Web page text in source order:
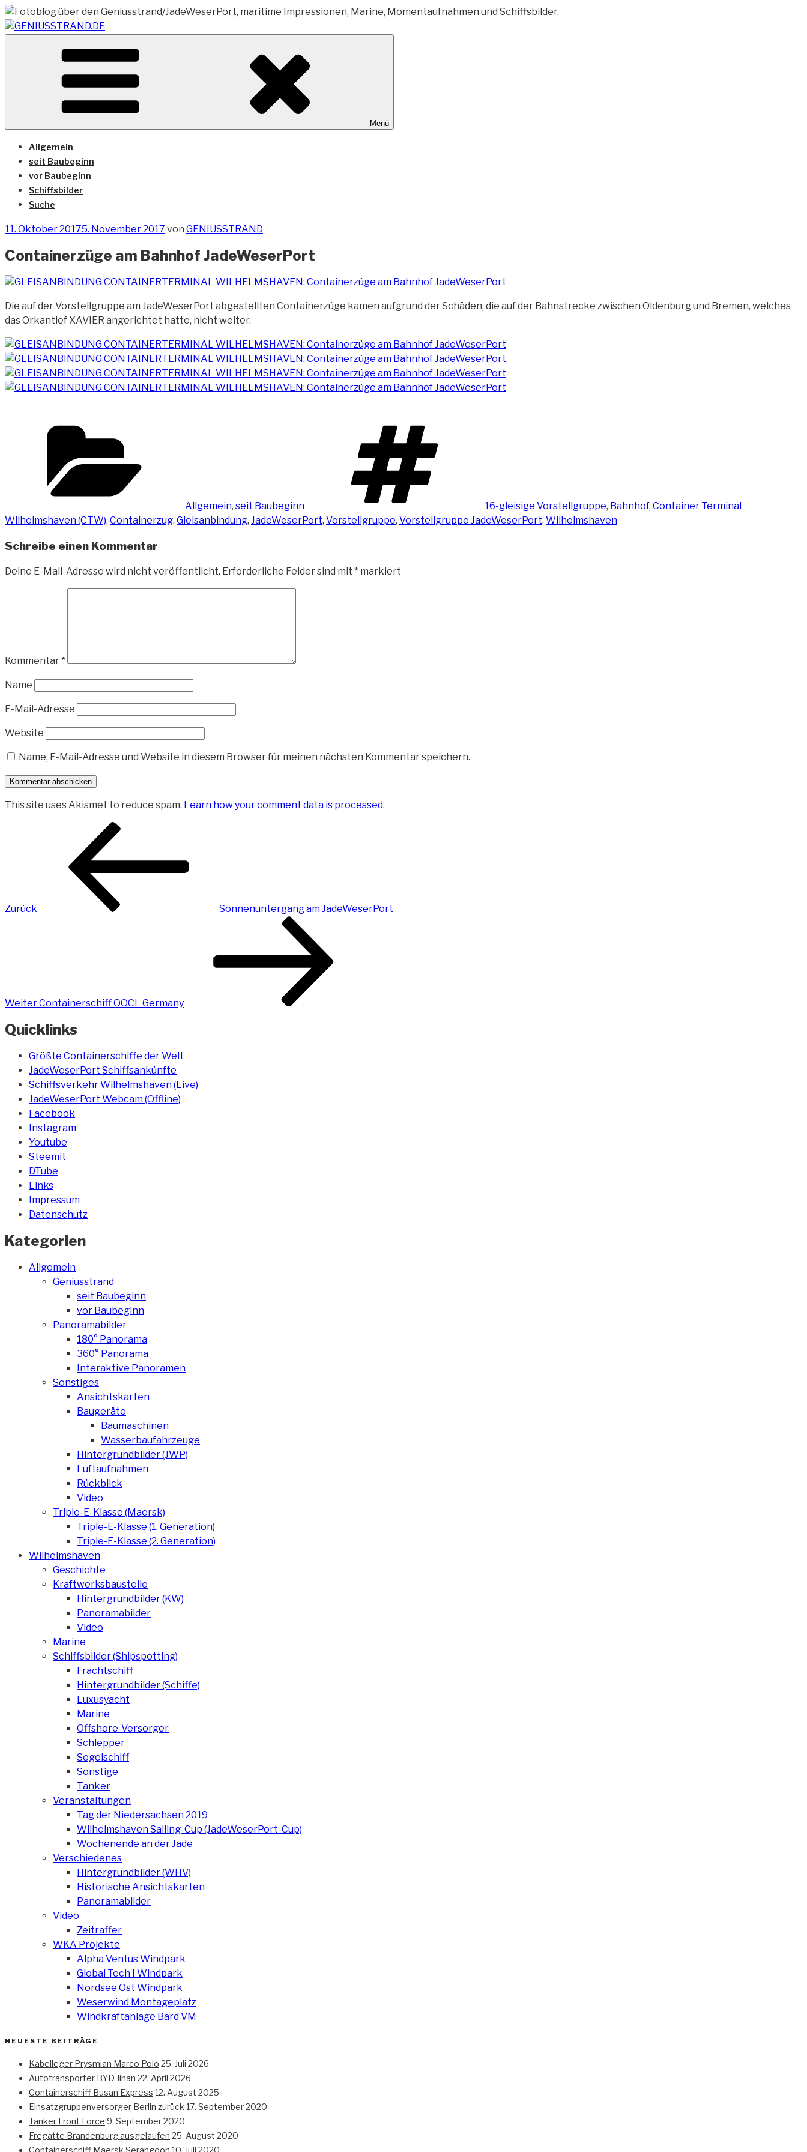
Zum
Inhalt
springen
GENIUSSTRAND.DE
Vom Geniusstrand zum JadeWeserPort/Container Terminal Wilhelmshaven
Menü
Allgemein
seit Baubeginn
vor Baubeginn
Schiffsbilder
Suche
Veröffentlicht
11. Oktober 20175. November 2017 von GENIUSSTRAND
Containerzüge am Bahnhof JadeWeserPort
Die auf der Vorstellgruppe am JadeWeserPort abgestellten Containerzüge kamen aufgrund derSchäden, die auf der Bahnstrecke zwischen Oldenburg und Bremen, welches
das Orkantief XAVIER angerichtet hatte, nicht weiter.
Allgemein, seit Baubeginn 16-gleisige Vorstellgruppe, Bahnhof, Container Terminal
Wilhelmshaven (CTW), Containerzug, Gleisanbindung, JadeWeserPort, Vorstellgruppe, Vorstellgruppe JadeWeserPort, Wilhelmshaven
Schreibe einen Kommentar
Deine E-Mail-Adresse wird nicht veröffentlicht. Erforderliche Felder sind mit * markiert
Kommentar*
Name
E-Mail-Adresse
Website
Name, E-Mail-Adresse und Website in diesem Browser für meinen nächsten Kommentar speichern.
This site uses Akismet to reduce spam. Learn how your comment data is processed.
Beitragsnavigation
Zurück
Sonnenuntergang am JadeWeserPort
WeiterContainerschiff OOCL Germany
Quicklinks
Größte Containerschiffe der Welt
JadeWeserPort Schiffsankünfte
Schiffsverkehr Wilhelmshaven (Live)
JadeWeserPort Webcam (Offline)
Facebook
Instagram
Youtube
Steemit
DTube
Links
Impressum
Datenschutz
Kategorien
Allgemein
Geniusstrand
seit Baubeginn
vor Baubeginn
Panoramabilder
180° Panorama
360° Panorama
Interaktive Panoramen
Sonstiges
Ansichtskarten
Baugeräte
Baumaschinen
Wasserbaufahrzeuge
Hintergrundbilder (JWP)
Luftaufnahmen
Rückblick
Video
Triple-E-Klasse (Maersk)
Triple-E-Klasse (1. Generation)
Triple-E-Klasse (2. Generation)
Wilhelmshaven
Geschichte
Kraftwerksbaustelle
Hintergrundbilder (KW)
Panoramabilder
Video
Marine
Schiffsbilder (Shipspotting)
Frachtschiff
Hintergrundbilder (Schiffe)
Luxusyacht
Marine
Offshore-Versorger
Schlepper
Segelschiff
Sonstige
Tanker
Veranstaltungen
Tag der Niedersachsen 2019
Wilhelmshaven Sailing-Cup (JadeWeserPort-Cup)
Wochenende an der Jade
Verschiedenes
Hintergrundbilder (WHV)
Historische Ansichtskarten
Panoramabilder
Video
Zeitraffer
WKA Projekte
Alpha Ventus Windpark
Global Tech I Windpark
Nordsee Ost Windpark
Weserwind Montageplatz
Windkraftanlage Bard VM
NEUESTE BEITRÄGE
Kabelleger Prysmian Marco Polo 25. Juli 2026
Autotransporter BYD Jinan 22. April 2026
Containerschiff Busan Express 12. August 2025
Einsatzgruppenversorger Berlin zurück 17. September 2020
Tanker Front Force 9. September 2020
Fregatte Brandenburg ausgelaufen 25. August 2020
Containerschiff Maersk Serangoon 10. Juli 2020